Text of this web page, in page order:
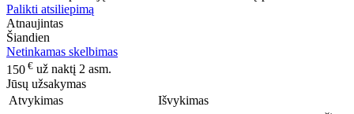
Palikti atsiliepimą
Atnaujintas
Šiandien
Netinkamas skelbimas
150 € už naktį 2 asm.
Jūsų užsakymas
Atvykimas
Išvykimas